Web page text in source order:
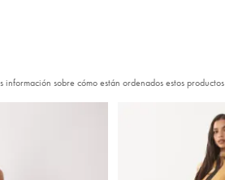
información sobre cómo están ordenados estos productos